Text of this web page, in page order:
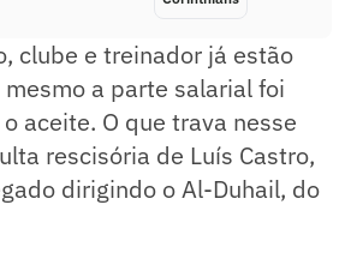
clube e treinador já estão
a parte salarial foi
aceite. O que trava nesse
rescisória de Luís Castro,
dirigindo o Al-Duhail, do